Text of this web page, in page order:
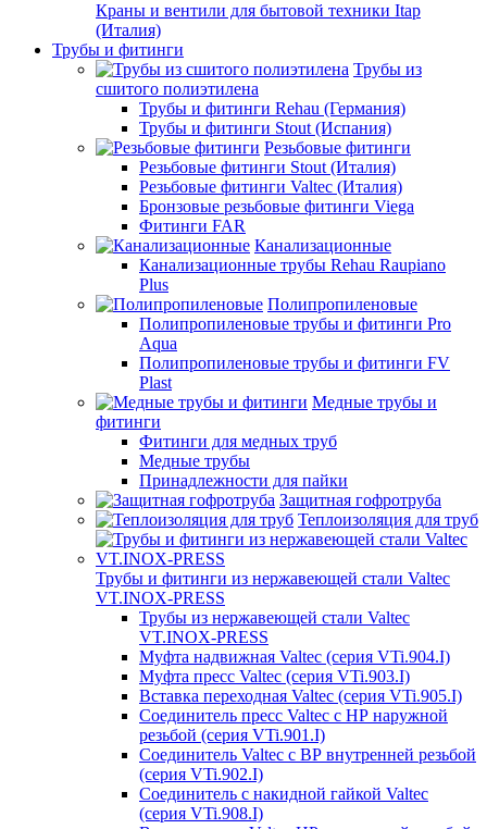
Краны и вентили для бытовой техники Itap
(Италия)
Трубы и фитинги
Трубы из
сшитого полиэтилена
Трубы и фитинги Rehau (Германия)
Трубы и фитинги Stout (Испания)
Резьбовые фитинги
Резьбовые фитинги Stout (Италия)
Резьбовые фитинги Valtec (Италия)
Бронзовые резьбовые фитинги Viega
Фитинги FAR
Канализационные
Канализационные трубы Rehau Raupiano
Plus
Полипропиленовые
Полипропиленовые трубы и фитинги Pro
Aqua
Полипропиленовые трубы и фитинги FV
Plast
Медные трубы и
фитинги
Фитинги для медных труб
Медные трубы
Принадлежности для пайки
Защитная гофротруба
Теплоизоляция для труб
Трубы и фитинги из нержавеющей стали Valtec
VT.INOX-PRESS
Трубы из нержавеющей стали Valtec
VT.INOX-PRESS
Муфта надвижная Valtec (серия VTi.904.I)
Муфта пресс Valtec (серия VTi.903.I)
Вставка переходная Valtec (серия VTi.905.I)
Соединитель пресс Valtec с НР наружной
резьбой (серия VTi.901.I)
Соединитель Valtec с ВР внутренней резьбой
(серия VTi.902.I)
Соединитель с накидной гайкой Valtec
(серия VTi.908.I)